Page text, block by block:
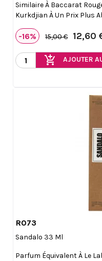
Similaire À Baccarat
Kurkdjian À Un Prix Plus
-16% 15,00 € 12,60
add_shopping_cart AJOUTER
R073
Sandalo 33 Ml
Parfum Équivalent À Le